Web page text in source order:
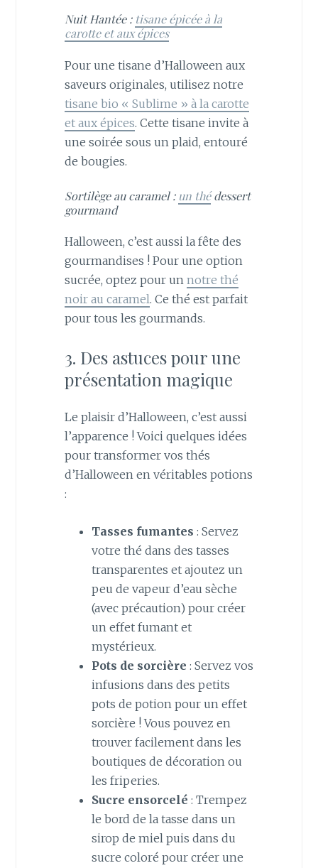
Nuit Hantée : tisane épicée à la
carotte et aux épices
Pour une tisane d’Halloween aux
saveurs originales, utilisez notre
tisane bio « Sublime » à la carotte
et aux épices. Cette tisane invite à
une soirée sous un plaid, entouré
de bougies.
Sortilège au caramel : un thédessert
gourmand
Halloween, c’est aussi la fête des
gourmandises ! Pour une option
sucrée, optez pour un notre thé
noir au caramel. Ce thé est parfait
pour tous les gourmands.
3. Des astuces pour une
présentation magique
Le plaisir d’Halloween, c’est aussi
l’apparence ! Voici quelques idées
pour transformer vos thés
d’Halloween en véritables potions
:
Tasses fumantes : Servez
votre thé dans des tasses
transparentes et ajoutez un
peu de vapeur d’eau sèche
(avec précaution) pour créer
un effet fumant et
mystérieux.
Pots de sorcière : Servez vos
infusions dans des petits
pots de potion pour un effet
sorcière ! Vous pouvez en
trouver facilement dans les
boutiques de décoration ou
les friperies.
Sucre ensorcelé : Trempez
le bord de la tasse dans un
sirop de miel puis dans du
sucre coloré pour créer une